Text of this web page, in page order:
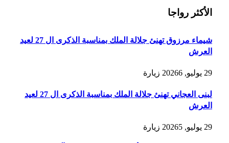
الأكثر رواجا
شيماء مرزوق تهنئ جلالة الملك بمناسبة الذكرى ال 27 لعيد
العرش
29 يوليو, 2026 6 زيارة
لبنى العجاني تهنئ جلالة الملك بمناسبة الذكرى ال 27 لعيد
العرش
29 يوليو, 2026 5 زيارة